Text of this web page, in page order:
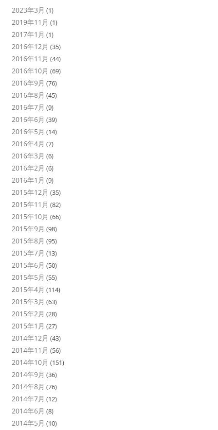
2023年3月 (1)
2019年11月 (1)
2017年1月 (1)
2016年12月 (35)
2016年11月 (44)
2016年10月 (69)
2016年9月 (76)
2016年8月 (45)
2016年7月 (9)
2016年6月 (39)
2016年5月 (14)
2016年4月 (7)
2016年3月 (6)
2016年2月 (6)
2016年1月 (9)
2015年12月 (35)
2015年11月 (82)
2015年10月 (66)
2015年9月 (98)
2015年8月 (95)
2015年7月 (13)
2015年6月 (50)
2015年5月 (55)
2015年4月 (114)
2015年3月 (63)
2015年2月 (28)
2015年1月 (27)
2014年12月 (43)
2014年11月 (56)
2014年10月 (151)
2014年9月 (36)
2014年8月 (76)
2014年7月 (12)
2014年6月 (8)
2014年5月 (10)